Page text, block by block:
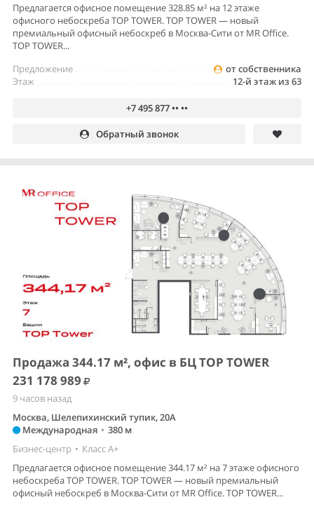
Предлагается офисное помещение 328.85 м² на 12 этаже
офисного небоскреба TOP TOWER. TOP TOWER — новый
премиальный офисный небоскреб в Москва-Сити от MR Office.
TOP TOWER...
от собственника
Предложение
12-й этаж из 63
Этаж
+7 495 877 •• ••
Обратный звонок
Продажа 344.17 м², офис в БЦ TOP TOWER
231 178 989
9 часов назад
Москва, Шелепихинский тупик, 20А
Международная • 380 м
Бизнес-центр • Класс A+
Предлагается офисное помещение 344.17 м² на 7 этаже офисного
небоскреба TOP TOWER. TOP TOWER — новый премиальный
офисный небоскреб в Москва-Сити от MR Office. TOP TOWER...